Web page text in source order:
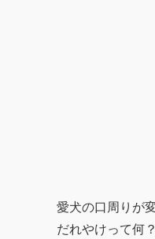
愛犬の口周りが
だれやけって何